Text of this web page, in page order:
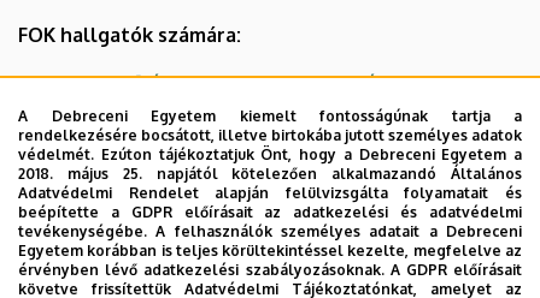
FOK hallgatók számára:
Műtéttani alapismeretek (III. évfolyam)
ÁOK-OKLA Szakirány hallgatók számára:
Vér- és nyirokáramlás reológiája (IIIl. évfolyam,
1. félév)
Állatkísérleti alapismeretek (III. évfolyam, 2.
A Debreceni Egyetem kiemelt fontosságúnak tartja a
rendelkezésére bocsátott, illetve birtokába jutott személyes adatok
védelmét. Ezúton tájékoztatjuk Önt, hogy a Debreceni Egyetem a
2018. május 25. napjától kötelezően alkalmazandó Általános
Adatvédelmi Rendelet alapján felülvizsgálta folyamatait és
beépítette a GDPR előírásait az adatkezelési és adatvédelmi
tevékenységébe. A felhasználók személyes adatait a Debreceni
Egyetem korábban is teljes körültekintéssel kezelte, megfelelve az
érvényben lévő adatkezelési szabályozásoknak. A GDPR előírásait
követve frissítettük Adatvédelmi Tájékoztatónkat, amelyet az